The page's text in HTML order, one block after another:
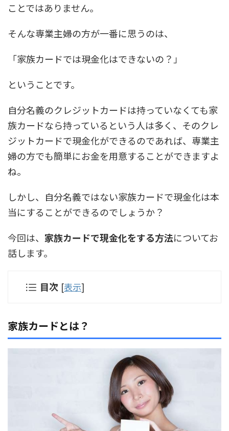
ことではありません。
そんな専業主婦の方が一番に思うのは、
「家族カードでは現金化はできないの？」
ということです。
自分名義のクレジットカードは持っていなくても家
族カードなら持っているという人は多く、そのクレ
ジットカードで現金化ができるのであれば、専業主
婦の方でも簡単にお金を用意することができますよ
ね。
しかし、自分名義ではない家族カードで現金化は本
当にすることができるのでしょうか？
今回は、 家族カードで現金化をする方法についてお
話します。
目次 [表示]
家族カードとは？